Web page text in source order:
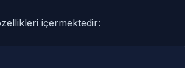
içermektedir: